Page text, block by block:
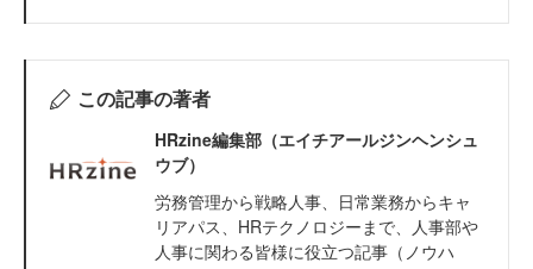
この記事の著者
HRzine編集部（エイチアールジンヘンシュ
ウブ）
労務管理から戦略人事、日常業務からキャ
リアパス、HRテクノロジーまで、人事部や
人事に関わる皆様に役立つ記事（ノウハ